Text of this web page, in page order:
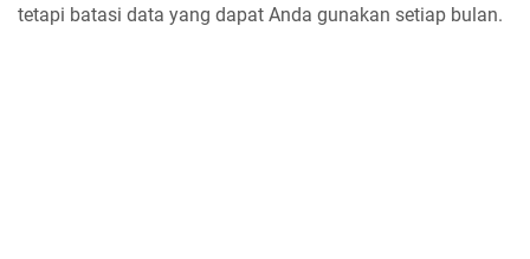
tetapi batasi data yang dapat Anda gunakan setiap bulan.